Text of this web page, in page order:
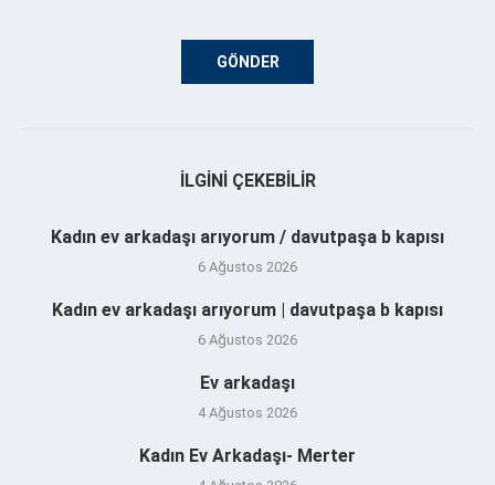
İLGINI ÇEKEBILIR
Kadın ev arkadaşı arıyorum / davutpaşa b kapısı
6 Ağustos 2026
Kadın ev arkadaşı arıyorum | davutpaşa b kapısı
6 Ağustos 2026
Ev arkadaşı
4 Ağustos 2026
Kadın Ev Arkadaşı- Merter